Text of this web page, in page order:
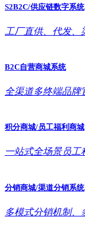
S2B2C/供应链数字系统
工厂直供、代发
B2C自营商城系统
全渠道多终端品牌
积分商城/员工福利商城
一站式全场景员工
分销商城/渠道分销系统
多模式分销机制、